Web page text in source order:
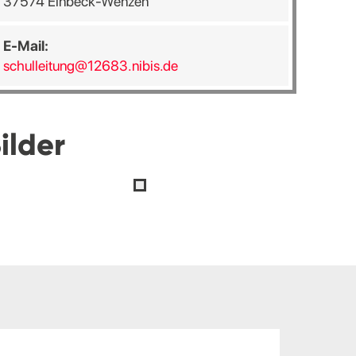
E-Mail:
schulleitung@12683.nibis.de